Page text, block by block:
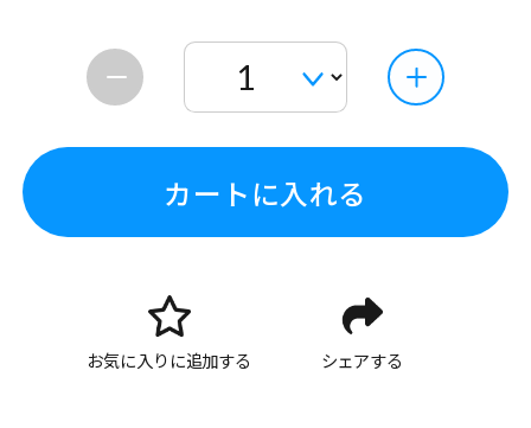
カートに入れる
お気に入りに追加する シェアする